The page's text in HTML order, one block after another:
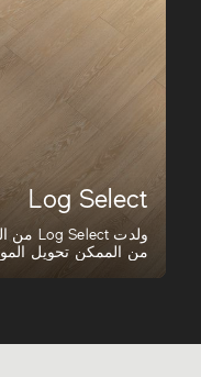
Log Select
من الممكن تحويل